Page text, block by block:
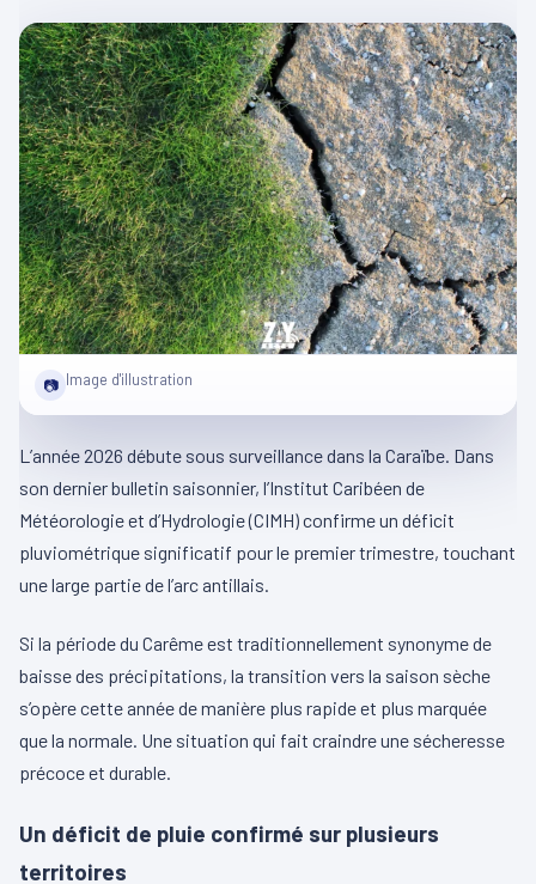
📷 Image d'illustration
L’année 2026 débute sous surveillance dans la Caraïbe. Dans
son dernier bulletin saisonnier, l’Institut Caribéen de
Météorologie et d’Hydrologie (CIMH) confirme un déficit
pluviométrique significatif pour le premier trimestre, touchant
une large partie de l’arc antillais.
Si la période du Carême est traditionnellement synonyme de
baisse des précipitations, la transition vers la saison sèche
s’opère cette année de manière plus rapide et plus marquée
que la normale. Une situation qui fait craindre une sécheresse
précoce et durable.
Un déficit de pluie confirmé sur plusieurs
territoires